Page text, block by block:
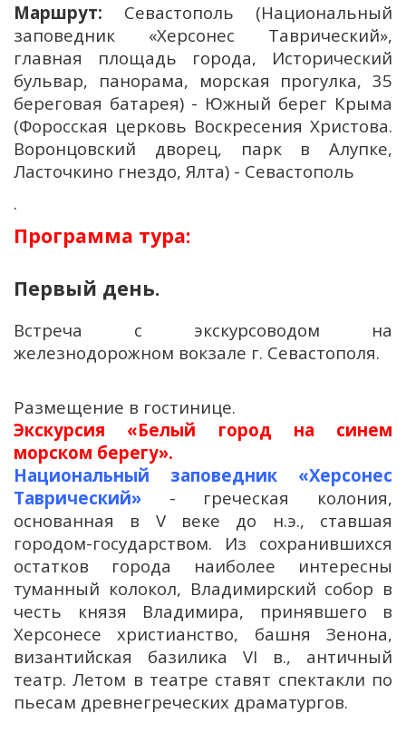
Маршрут: Севастополь (Национальный
заповедник «Херсонес Таврический»,
главная площадь города, Исторический
бульвар, панорама, морская прогулка, 35
береговая батарея) - Южный берег Крыма
(Форосская церковь Воскресения Христова.
Воронцовский дворец, парк в Алупке,
Ласточкино гнездо, Ялта) - Севастополь
.
Программа тура:
Первый день.
Встреча с экскурсоводом на
железнодорожном вокзале г. Севастополя.
Размещение в гостинице.
Экскурсия «Белый город на синем
морском берегу».
Национальный заповедник «Херсонес
Таврический» - греческая колония,
основанная в V веке до н.э., ставшая
городом-государством. Из сохранившихся
остатков города наиболее интересны
туманный колокол, Владимирский собор в
честь князя Владимира, принявшего в
Херсонесе христианство, башня Зенона,
византийская базилика VI в., античный
театр. Летом в театре ставят спектакли по
пьесам древнегреческих драматургов.